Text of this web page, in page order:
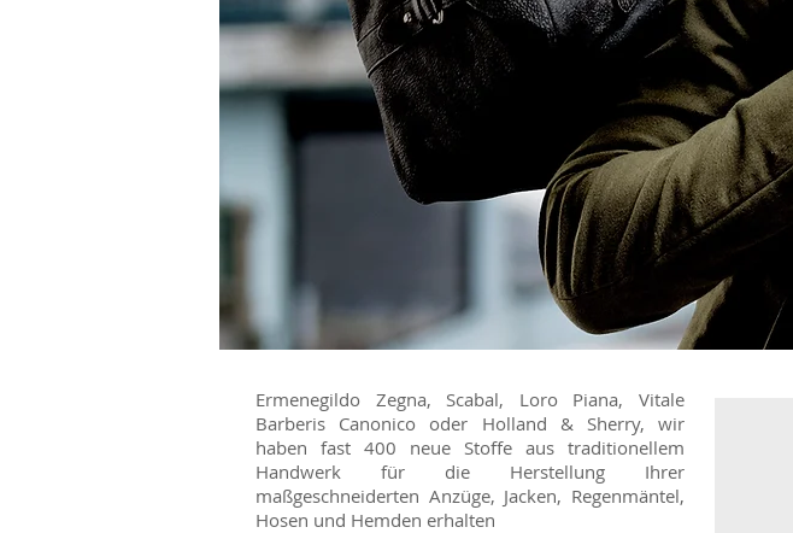
Ermenegildo Zegna, Scabal, Loro Piana, Vitale
Barberis Canonico oder Holland & Sherry, wir
haben fast 400 neue Stoffe aus traditionellem
Handwerk für die Herstellung Ihrer
maßgeschneiderten Anzüge, Jacken, Regenmäntel,
Hosen und Hemden erhalten